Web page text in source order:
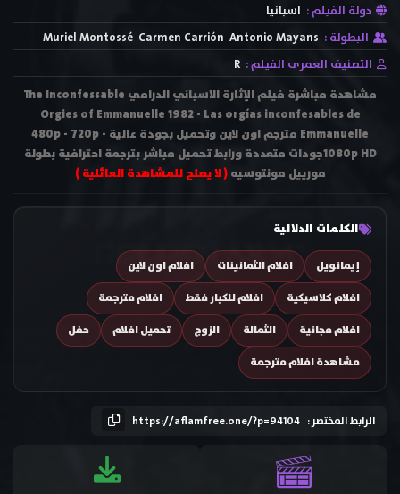
دولة الفيلم : اسبانيا
البطولة : Antonio Mayans
Carmen Carrión
Muriel Montossé
التصنيف العمرى الفيلم : R
مشاهدة مباشرة فيلم الإثارة الاسباني الدرامي The Inconfessable
Orgies of Emmanuelle 1982 - Las orgías inconfesables de
Emmanuelle مترجم اون لاين وتحميل بجودة عالية 480p - 720p -
1080p HDجودات متعددة ورابط تحميل مباشر بترجمة احترافية بطولة
مورييل مونتوسيه( لا يصلح للمشاهدة العائلية )
الكلمات الدلالية
إيمانويل افلام الثمانينات
افلام اون لاين
افلام كلاسيكية
افلام للكبار فقط
افلام مترجمة
افلام مجانية
الثمالة الزوج تحميل افلام
حفل
مشاهدة افلام مترجمة
الرابط المختصر : https://aflamfree.one/?p=94104